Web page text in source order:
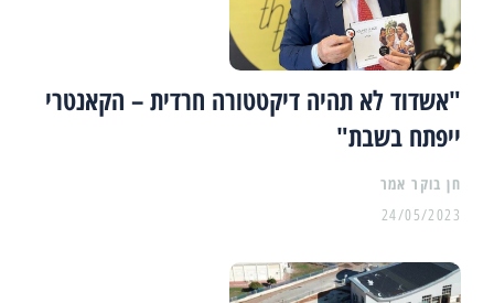
"אשדוד לא תהיה דיקטטורה חרדית – הקאנטרי
ייפתח בשבת"
24/05/2023